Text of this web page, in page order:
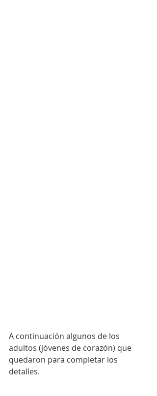
A continuación algunos de los
adultos (jóvenes de corazón) que
quedaron para completar los
detalles.